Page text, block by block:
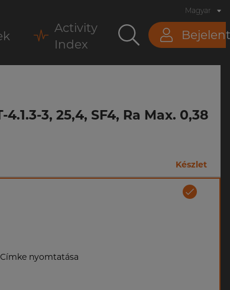
Activity
Index
Magyar
3, 25,4, SF4, Ra Max. 0,38
Készlet
Címke nyomtatása